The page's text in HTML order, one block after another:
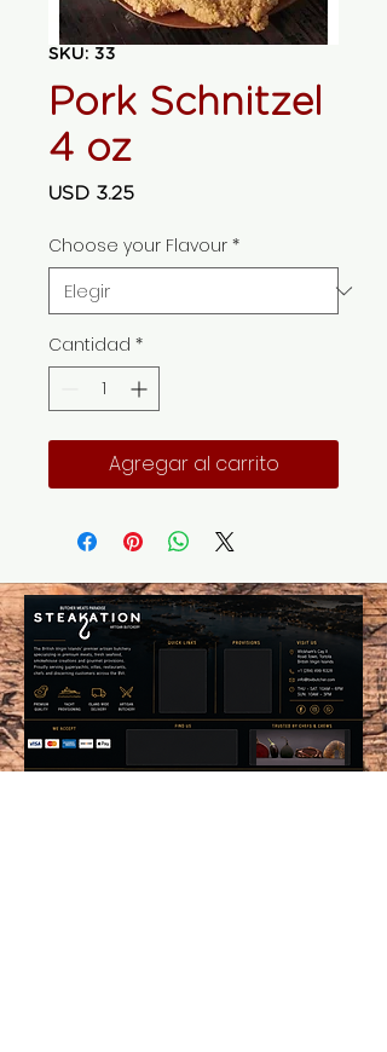
SKU: 33
Pork Schnitzel
4 oz
USD 3.25Precio
Choose your Flavour *
Cantidad *
Agregar al carrito